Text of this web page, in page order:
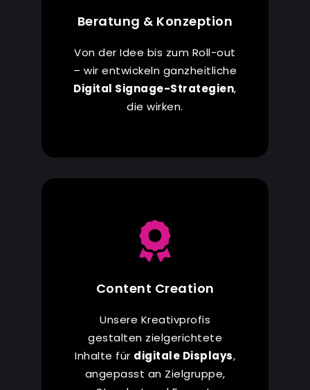
Beratung & Konzeption
Von der Idee bis zum Roll-out
– wir entwickeln ganzheitliche
Digital Signage-Strategien,
die wirken.
Content Creation
Unsere Kreativprofis
gestalten zielgerichtete
Inhalte für digitale Displays,
angepasst an Zielgruppe,